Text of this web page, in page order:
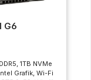
G6
1TB NVMe
Grafik, Wi-Fi